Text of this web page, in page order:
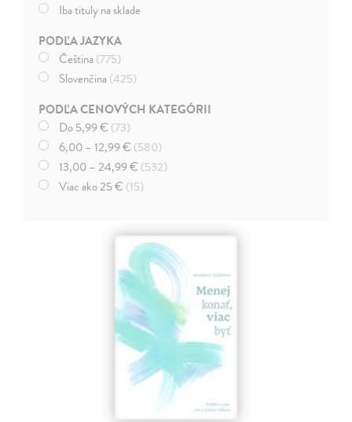
Iba tituly na sklade
PODĽA JAZYKA
Čeština(775)
Slovenčina(425)
PODĽA CENOVÝCH KATEGÓRII
Do 5,99 € (73)
6,00 – 12,99 € (580)
13,00 – 24,99 € (532)
Viac ako 25 € (15)